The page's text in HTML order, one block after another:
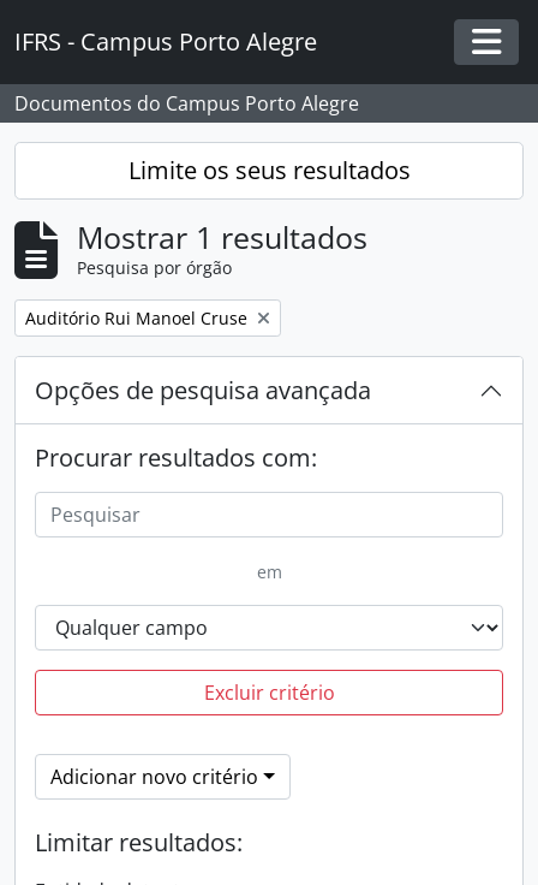
IFRS - Campus Porto Alegre
Documentos do Campus Porto Alegre
Limite os seus resultados
Mostrar 1 resultados
Pesquisa por órgão
Remover filtro:
Auditório Rui Manoel Cruse
Opções de pesquisa avançada
Procurar resultados com:
em
Excluir critério
Adicionar novo critério
Limitar resultados: